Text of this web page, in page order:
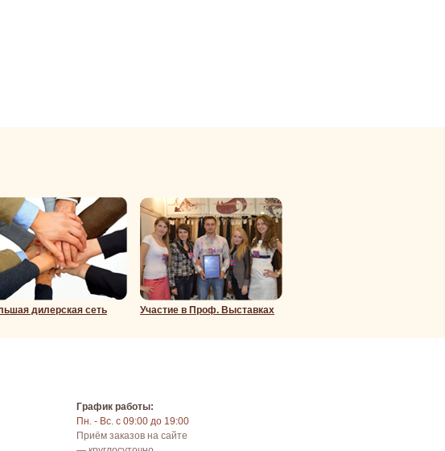
дилерская сеть Участие в Проф. Выставках
График работы:
Пн. - Вс. с 09:00 до 19:00
Приём заказов на сайте